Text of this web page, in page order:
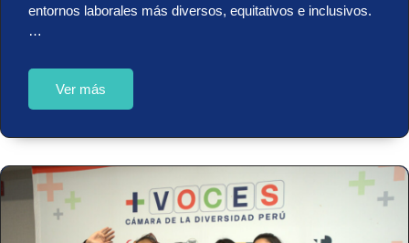
entornos laborales más diversos, equitativos e inclusivos.
…
Ver más